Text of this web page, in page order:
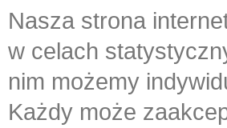
Nasza strona
w celach
nim możemy
Każdy może